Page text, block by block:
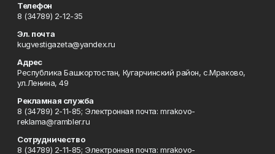
Телефон
8 (34789) 2-12-35
Эл. почта
kugvestigazeta@yandex.ru
Адрес
Республика Башкортостан, Кугарчинский район, с.Мраково,
ул.Ленина, 49
Рекламная служба
8 (34789) 2-11-85; Электронная почта: mrakovo-
reklama@rambler.ru
Сотрудничество
8 (34789) 2-11-85; Электронная почта: mrakovo-